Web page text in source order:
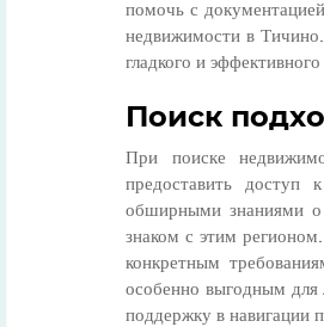
помочь с
недвижимости в
гладкого и
Поиск
При поиске
предоставить
обширными знаниями
знаком с этим
конкретным
особенно выгодным
поддержку в навигации